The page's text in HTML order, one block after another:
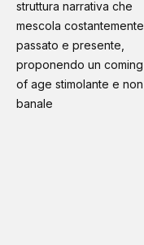
struttura narrativa che
mescola costantemente
passato e presente,
proponendo un coming
of age stimolante e non
banale